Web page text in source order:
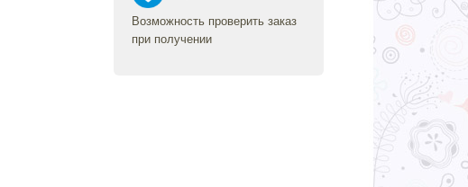
Возможность проверить заказ
при получении